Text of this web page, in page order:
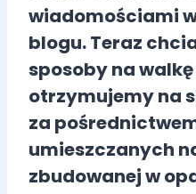
wiadomościami
blogu. Teraz
sposoby na
otrzymujemy na
za
umieszczanych
zbudowanej w